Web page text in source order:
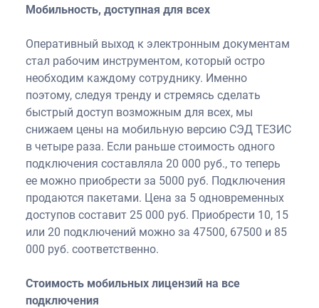
Мобильность, доступная для всех
Оперативный выход к электронным документам
стал рабочим инструментом, который остро
необходим каждому сотруднику. Именно
поэтому, следуя тренду и стремясь сделать
быстрый доступ возможным для всех, мы
снижаем цены на мобильную версию СЭД ТЕЗИС
в четыре раза. Если раньше стоимость одного
подключения составляла 20 000 руб., то теперь
ее можно приобрести за 5000 руб. Подключения
продаются пакетами. Цена за 5 одновременных
доступов составит 25 000 руб. Приобрести 10, 15
или 20 подключений можно за 47500, 67500 и 85
000 руб. соответственно.
Стоимость мобильных лицензий на все
подключения